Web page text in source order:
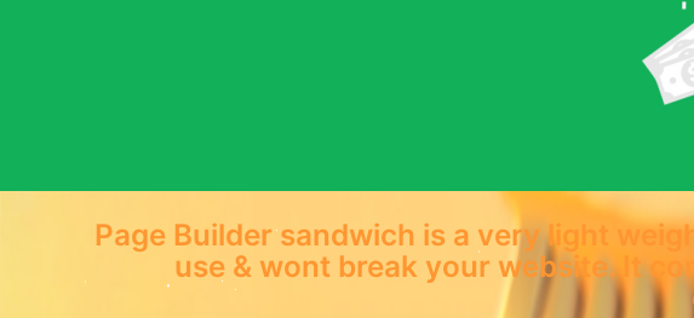
Page Builder sandwich is a very light
use & wont break your website. It